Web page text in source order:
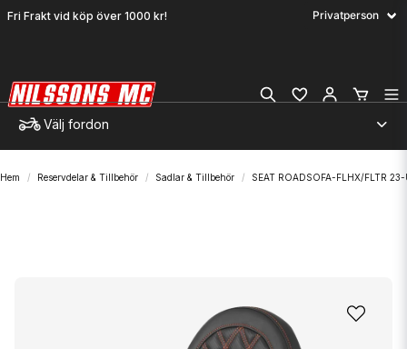
Fri Frakt vid köp över 1000 kr!
Välj fordon
Hem Reservdelar & Tillbehör Sadlar & Tillbehör SEAT ROADSOFA-FLHX/FLTR